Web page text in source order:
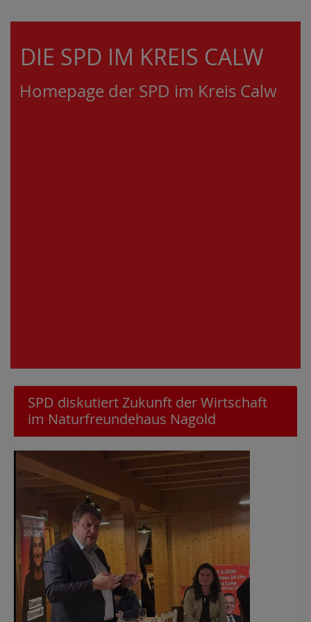
DIE SPD IM KREIS CALW
Homepage der SPD im Kreis Calw
SPD diskutiert Zukunft der Wirtschaft
im Naturfreundehaus Nagold